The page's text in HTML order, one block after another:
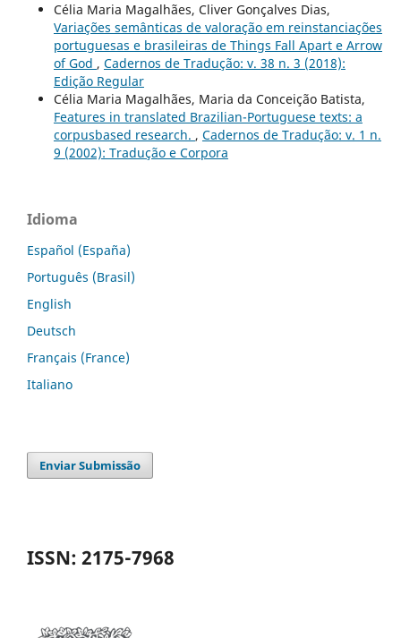
Célia Maria Magalhães, Cliver Gonçalves Dias,
Variações semânticas de valoração em reinstanciações
portuguesas e brasileiras de Things Fall Apart e Arrow
of God , Cadernos de Tradução: v. 38 n. 3 (2018):
Edição Regular
Célia Maria Magalhães, Maria da Conceição Batista,
Features in translated Brazilian-Portuguese texts: a
corpusbased research. , Cadernos de Tradução: v. 1 n.
9 (2002): Tradução e Corpora
Idioma
Español (España)
Português (Brasil)
English
Deutsch
Français (France)
Italiano
Enviar Submissão
ISSN: 2175-7968